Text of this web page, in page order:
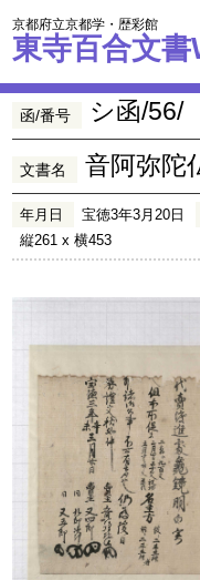
京都府立京都学・歴彩館
東寺百合文書
函/番号 シ函/56/
文書名 音阿弥陀
年月日 宝徳3年3月20日
縦261 x 横453